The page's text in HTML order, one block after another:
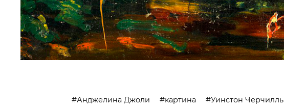
Анджелина Джоли картина Уинстон Черчилль